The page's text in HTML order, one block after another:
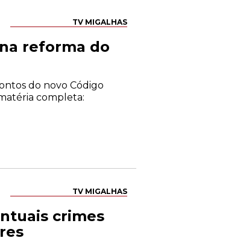
TV MIGALHAS
reforma do
do novo Código
completa:
TV MIGALHAS
crimes